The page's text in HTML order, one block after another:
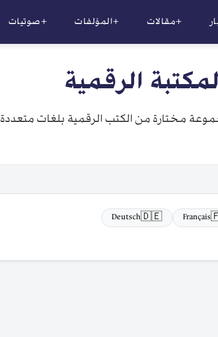
+مقالات +المؤلفات +صوتيات
الرقمية
مختارة من الكتب الرقمية بلغات متعددة
Français
🇩🇪
Deutsch